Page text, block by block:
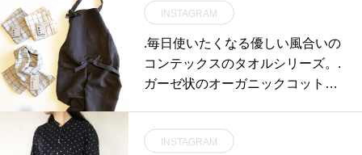
体感を出していますオススメの新
メニューぜひご堪能あれ#hausmat
sue#TABLEHAUSE#galette#ガレ
ット#松江カフェ#松江ランチ
INSTAGRAM
.毎日使いたくなる優しい風合いの
コンテックスのタオルシリーズ。.
ガーゼ状のオーガニックコットン
ルを本体に用いた「リネンエプロ
INSTAGRAM